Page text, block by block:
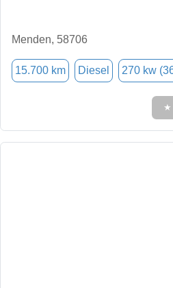
Menden, 58706
15.700 km Diesel 270 kw
★